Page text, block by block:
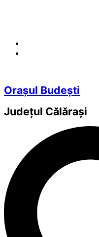
Orașul Budești
Județul Călărași